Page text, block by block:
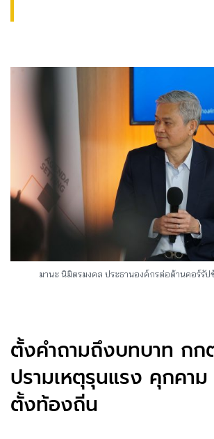
มานะ นิมิตรมงคล ประธานองค์กรต่อต้านคอร์รัป
ตั้งคำถามถึงบทบาท กก
ปรามเหตุรุนแรง คุกคา
ตั้งท้องถิ่น